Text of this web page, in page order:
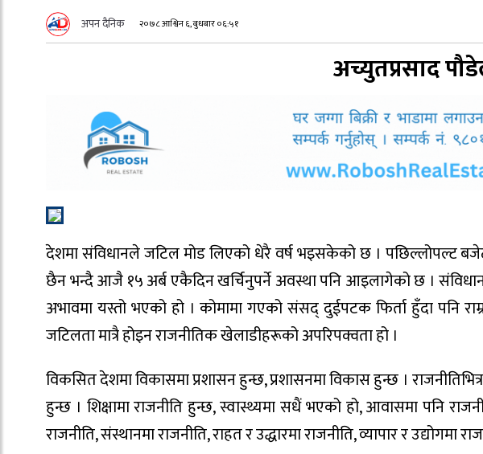
अपन दैनिक २०७८ आश्विन ६, बुधबार ०६:५१
अच्युतप्रसाद
देशमा संविधानले जटिल मोड लिएको धेरै वर्ष भइसकेको छ । पछिल्लोपल्ट
छैन भन्दै आजै १५ अर्ब एकैदिन खर्चिनुपर्ने अवस्था पनि आइलागेको छ ।
अभावमा यस्तो भएको हो । कोमामा गएको संसद् दुईपटक फिर्ता हुँदा पनि
जटिलता मात्रै होइन राजनीतिक खेलाडीहरूको अपरिपक्वता हो ।
विकसित देशमा विकासमा प्रशासन हुन्छ, प्रशासनमा विकास हुन्छ ।
हुन्छ । शिक्षामा राजनीति हुन्छ, स्वास्थ्यमा सधैं भएको हो, आवासमा पनि
राजनीति, संस्थानमा राजनीति, राहत र उद्धारमा राजनीति, व्यापार र उद्योगमा